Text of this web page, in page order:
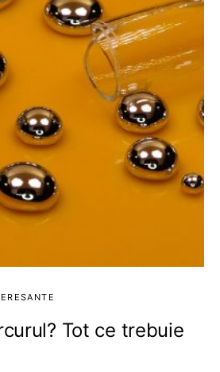
Tot ce trebuie